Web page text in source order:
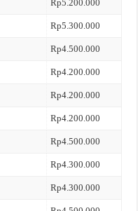
Rp5.200.000
Rp5.300.000
Rp4.500.000
Rp4.200.000
Rp4.200.000
Rp4.200.000
Rp4.500.000
Rp4.300.000
Rp4.300.000